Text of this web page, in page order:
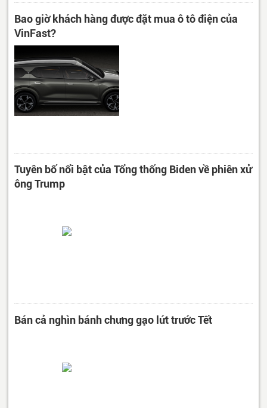
Bao giờ khách hàng được đặt mua ô tô điện của
VinFast?
Tuyên bố nổi bật của Tổng thống Biden về phiên xử
ông Trump
Bán cả nghìn bánh chưng gạo lứt trước Tết